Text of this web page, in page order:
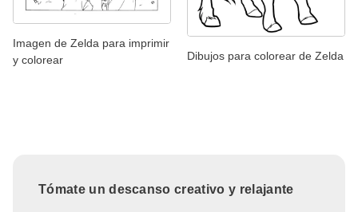
Imagen de Zelda para imprimir
y colorear
Dibujos para colorear de Zelda
Tómate un descanso creativo y relajante